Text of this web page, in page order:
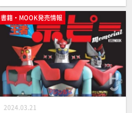
y Edition～」【聖闘士星矢】
書籍・MOOK発売情報
2024.03.21